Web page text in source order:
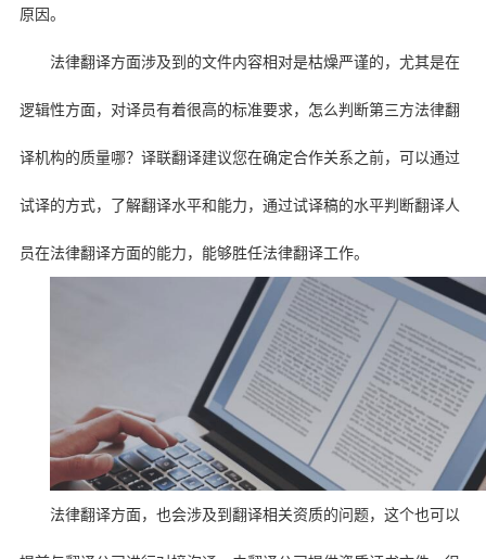
原因。
法律翻译方面涉及到的文件内容相对是枯燥严谨的，尤其是在
逻辑性方面，对译员有着很高的标准要求，怎么判断第三方法律翻
译机构的质量哪？译联翻译建议您在确定合作关系之前，可以通过
试译的方式，了解翻译水平和能力，通过试译稿的水平判断翻译人
员在法律翻译方面的能力，能够胜任法律翻译工作。
法律翻译方面，也会涉及到翻译相关资质的问题，这个也可以